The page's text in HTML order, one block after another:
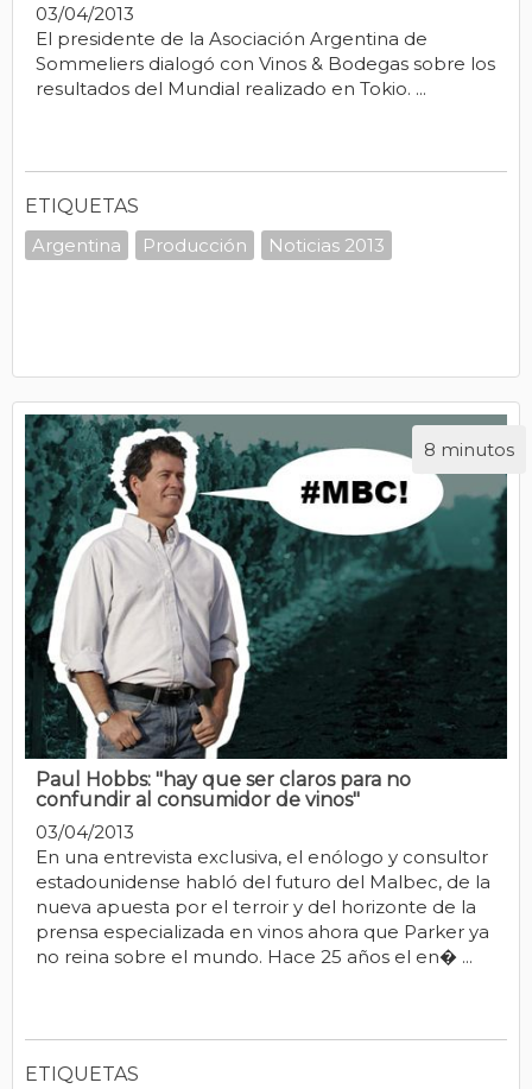
03/04/2013
El presidente de la Asociación Argentina de
Sommeliers dialogó con Vinos & Bodegas sobre los
resultados del Mundial realizado en Tokio. ...
ETIQUETAS
Argentina
Producción Noticias 2013
8 minutos
Paul Hobbs: "hay que ser claros para no
confundir al consumidor de vinos"
03/04/2013
En una entrevista exclusiva, el enólogo y consultor
estadounidense habló del futuro del Malbec, de la
nueva apuesta por el terroir y del horizonte de la
prensa especializada en vinos ahora que Parker ya
no reina sobre el mundo. Hace 25 años el en� ...
ETIQUETAS